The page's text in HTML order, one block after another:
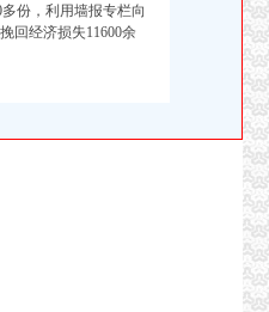
份，利用墙报专栏向
回经济损失11600余